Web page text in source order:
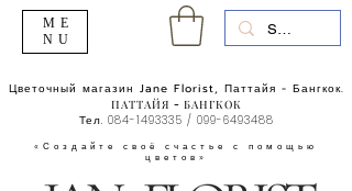
«Создайте своё счастье с помощью
цветов»
Цветочный магазин Jane Florist, Паттайя - Бангкок.
ПАТТАЙЯ - БАНГКОК
Тел. 084-1493335 / 099-6493488
ME
NU